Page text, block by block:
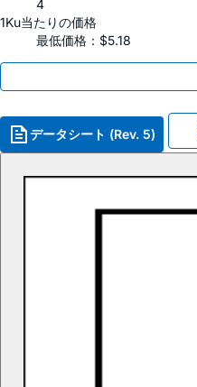
4
1Ku当たりの価格
最低価格：$5.18
データシート (Rev. 5)